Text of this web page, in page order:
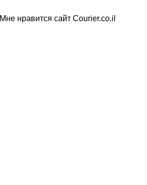
Мне нравится сайт Courier.co.il